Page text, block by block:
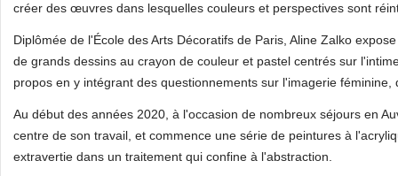
créer des œuvres dans lesquelles couleurs et perspectives sont
Diplômée de l'École des Arts Décoratifs de Paris, Aline Zalko
de grands dessins au crayon de couleur et pastel centrés sur
propos en y intégrant des questionnements sur l'imagerie féminine,
Au début des années 2020, à l'occasion de nombreux séjours en
centre de son travail, et commence une série de peintures à
extravertie dans un traitement qui confine à l'abstraction.